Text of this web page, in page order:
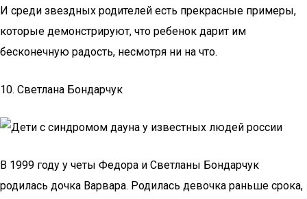
И среди звездных родителей есть прекрасные примеры,
которые демонстрируют, что ребенок дарит им
бесконечную радость, несмотря ни на что.
10. Светлана Бондарчук
В 1999 году у четы Федора и Светланы Бондарчук
родилась дочка Варвара. Родилась девочка раньше срока,